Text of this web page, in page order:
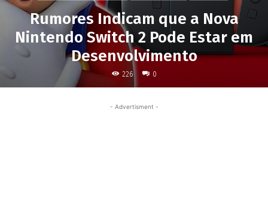
Rumores Indicam que a Nova
Nintendo Switch 2 Pode Estar em
Desenvolvimento
226 0
- Advertisment -